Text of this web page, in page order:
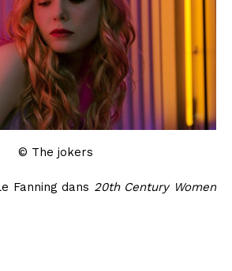
© The jokers
Fanning dans 20th Century Women